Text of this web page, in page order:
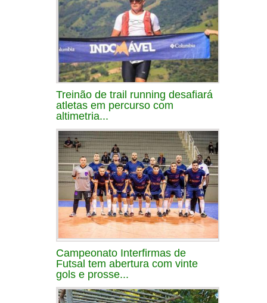
Treinão de trail running desafiará
atletas em percurso com
altimetria...
Campeonato Interfirmas de
Futsal tem abertura com vinte
gols e prosse...